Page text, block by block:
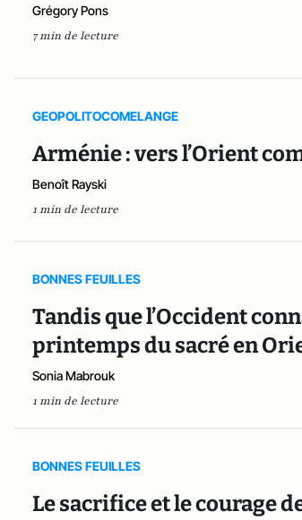
Grégory Pons
7 min de lecture
GEOPOLITOCOMELANGE
Arménie : vers l’Orient
Benoît Rayski
1 min de lecture
BONNES FEUILLES
Tandis que l’Occident
printemps du sacré en
Sonia Mabrouk
1 min de lecture
BONNES FEUILLES
Le sacrifice et le courage